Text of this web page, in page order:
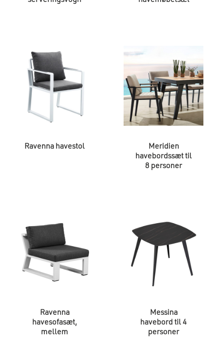
Ravenna havestol
Meridien
havebordssæt til
8 personer
Ravenna
havesofasæt,
mellem
Messina
havebord til 4
personer